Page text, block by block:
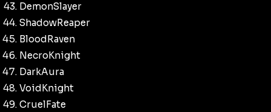
DemonSlayer
ShadowReaper
BloodRaven
NecroKnight
DarkAura
VoidKnight
CruelFate